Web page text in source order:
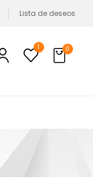
Lista de deseos
1 0